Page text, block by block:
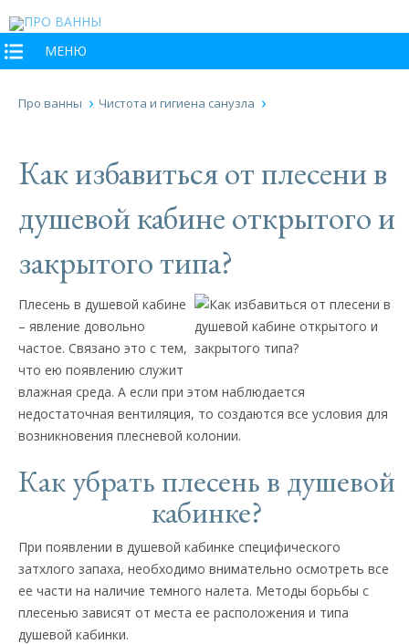
МЕНЮ
Про ванны Чистота и гигиена санузла
Как избавиться от плесени в
душевой кабине открытого и
закрытого типа?
Плесень в душевой кабине
– явление довольно
частое. Связано это с тем,
что ею появлению служит
влажная среда. А если при этом наблюдается
недостаточная вентиляция, то создаются все условия для
возникновения плесневой колонии.
Как убрать плесень в душевой
кабинке?
При появлении в душевой кабинке специфического
затхлого запаха, необходимо внимательно осмотреть все
ее части на наличие темного налета. Методы борьбы с
плесенью зависят от места ее расположения и типа
душевой кабинки.